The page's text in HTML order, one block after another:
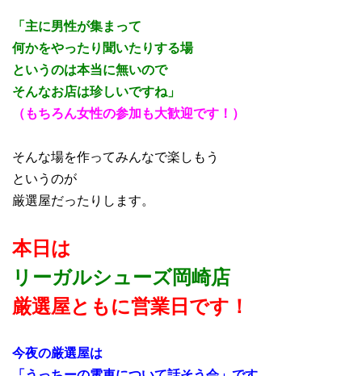
「主に男性が集まって
何かをやったり聞いたりする場
というのは本当に無いので
そんなお店は珍しいですね」
（もちろん女性の参加も大歓迎です！）
そんな場を作ってみんなで楽しもう
というのが
厳選屋だったりします。
本日は
リーガルシューズ岡崎店
厳選屋ともに営業日です！
今夜の厳選屋は